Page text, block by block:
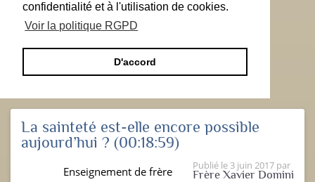
confidentialité et à l'utilisation de cookies.
Voir la politique RGPD
D'accord
La sainteté est-elle encore possible
aujourd’hui ? (00:18:59)
Publié le 3 juin 2017 par
Frère Xavier Domini
Enseignement de frère